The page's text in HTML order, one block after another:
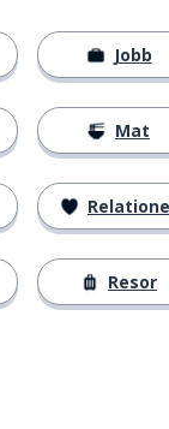
Jobb
Mat
Resor